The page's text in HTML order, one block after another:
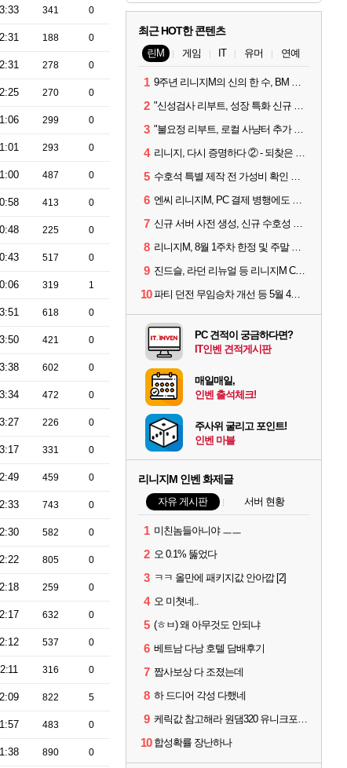
341 0
188 0
278 0
270 0
299 0
293 0
487 0
413 0
225 0
517 0
319 1
618 0
421 0
602 0
472 0
226 0
331 0
459 0
743 0
582 0
805 0
259 0
632 0
537 0
316 0
822 5
483 0
890 0
최근 HOT한 콘텐츠
린M 게임 IT 유머 연예
1 9주년 리니지M의 신의 한 수, BM 장비 아데나 판매 예고
2 "신성검사 리부트, 성장 특화 신규 서버" 리니지M 3월 업데이트 예고
3 "불요정 리부트, 로컬 사냥터 추가 예정" 리니지M 9주년 업데이트 예고
4 리니지, 다시 증명하다 ② - 되찾은 모바일 왕좌
5 수호석 특별 제작 전 가성비 확인 필수! 3월 2주차 업데이트 이슈
6 엔씨 리니지M, PC 결제 병행에도 모바일 '매출 1위' 탈환
7 신규 서버 사전 생성, 신규 수호성 추가 등 3월 1주차 업데이트 이슈
8 리니지M, 8월 1주차 한정 및 주말 제작 정보
9 진드슬, 라던 리뉴얼 등 리니지M ContiNew 업데이트 핵심 요약
10 파티 던전 무임승차 개선 등 5월 4주차 업데이트 이슈
PC 견적이 궁금하다면?
IT인벤 견적게시판
매일매일,
인벤 출석체크!
주사위 굴리고 포인트!
인벤 마블
리니지M 인벤 화제글
자유 게시판 서버 현황
1 미친놈들아니야 ㅡㅡ
2 오 0.1% 뚫었다
3 ㅋㅋ 올만에 패키지값 안아깝 [2]
4 오 미쳣네..
5 (ㅎㅂ) 왜 아무것도 안되냐
6 베트남 다낭 호텔 담배후기
7 짭사보상 다 조졌는데
8 하 드디어 각성 다했네
9 케릭값 참고해라 원댐320 유니크포함 풀 이동악세11 신변신인신성 풀문양5 풀수호성4
10 합성확률 장난하나